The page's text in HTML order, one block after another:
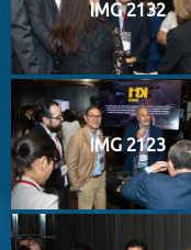
IMG 2132
IMG 2123